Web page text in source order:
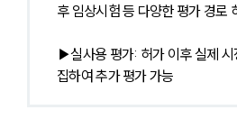
후 임상시험 등 다양한 평가 경로
▶실사용 평가: 허가 이후 실제 시
집하여 추가 평가 가능